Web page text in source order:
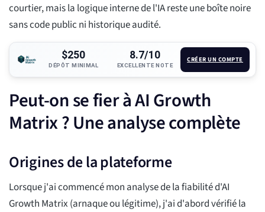
courtier, mais la logique interne de l'IA reste une boîte noire
sans code public ni historique audité.
$250
DÉPÔT MINIMAL
8.7/10
EXCELLENTE NOTE
CRÉER UN COMPTE
Peut-on se fier à AI Growth
Matrix ? Une analyse complète
Origines de la plateforme
Lorsque j'ai commencé mon analyse de la fiabilité d'AI
Growth Matrix (arnaque ou légitime), j'ai d'abord vérifié la